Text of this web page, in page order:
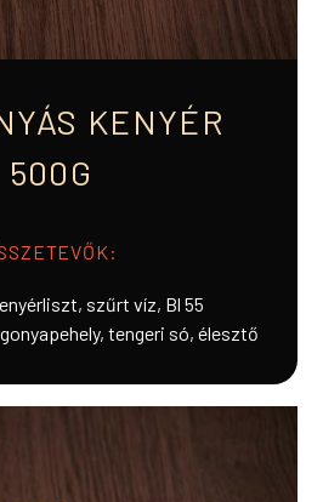
KENYÉR
500G
szűrt víz, Bl 55
tengeri só, élesztő